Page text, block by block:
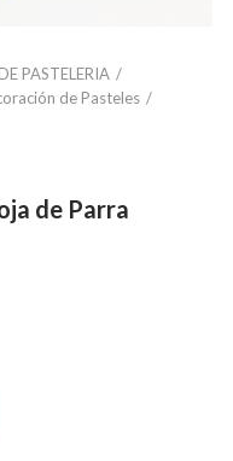
PASTELERIA
de Pasteles
de Parra